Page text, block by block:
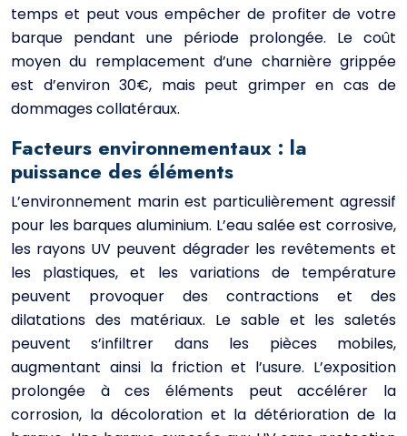
temps et peut vous empêcher de profiter de votre
barque pendant une période prolongée. Le coût
moyen du remplacement d’une charnière grippée
est d’environ 30€, mais peut grimper en cas de
dommages collatéraux.
Facteurs environnementaux : la
puissance des éléments
L’environnement marin est particulièrement agressif
pour les barques aluminium. L’eau salée est corrosive,
les rayons UV peuvent dégrader les revêtements et
les plastiques, et les variations de température
peuvent provoquer des contractions et des
dilatations des matériaux. Le sable et les saletés
peuvent s’infiltrer dans les pièces mobiles,
augmentant ainsi la friction et l’usure. L’exposition
prolongée à ces éléments peut accélérer la
corrosion, la décoloration et la détérioration de la